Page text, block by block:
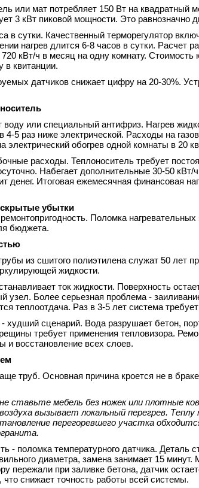
или мат потребляет 150 Вт на квадратный
3 кВт пиковой мощности. Это
в сутки. Качественный терморегулятор
нагрев длится 6-8 часов в сутки. Расчет
кВт/ч в месяц на одну комнату.
в квитанции.
датчиков снижает цифру на 20-30%.
воду или специальный антифриз. Нагрев
4-5 раз ниже электрической. Расходы на
электрический обогрев одной комнаты в 20
расходы. Теплоноситель требует
Набегает дополнительные 30-50
денег. Итоговая ежемесячная финансовая
убытки
Поломка
бюджета.
из сшитого полиэтилена служат 50 лет
жидкости.
ток жидкости. Поверхность
узел. Более серьезная проблема -
теплоотдача. Раз в 3-5 лет система
худший сценарий. Вода разрушает бетон,
требует применения тепловизора.
и восстановление всех слоев.
труб. Основная причина кроется не в
ставьте мебель без ножек или плотные
вызывает локальный перегрев.
перегоревшего участка
- поломка температурного датчика. Деталь
диаметра, замена занимает 15
пережали при заливке бетона, датчик
снижает точность работы всей системы.